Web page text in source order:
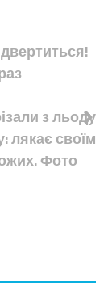
з льоду
лякає своїм
Фото